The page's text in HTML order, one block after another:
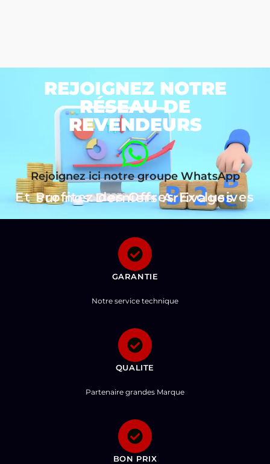
REJOIGNEZ NOTRE
RÉSEAU DE
REVENDEURS
Rejoignez ici notre groupe WhatsApp
Et Profitez des Offres Exclusives sur nos Derniers Arrivages
GARANTIE
Notre service technique
QUALITE
Partenaire grandes Marque
BON PRIX